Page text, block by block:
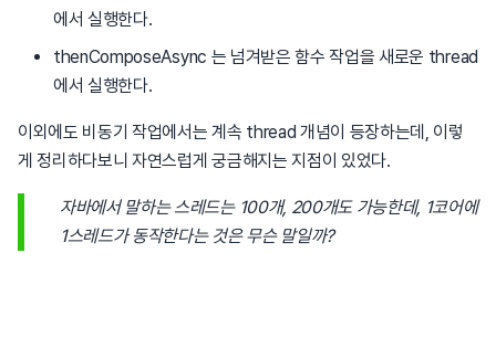
에서 실행한다.
thenComposeAsync 는 넘겨받은 함수 작업을 새로운 thread
에서 실행한다.
이외에도 비동기 작업에서는 계속 thread 개념이 등장하는데, 이렇
게 정리하다보니 자연스럽게 궁금해지는 지점이 있었다.
자바에서 말하는 스레드는 100개, 200개도 가능한데, 1코어에
1스레드가 동작한다는 것은 무슨 말일까?